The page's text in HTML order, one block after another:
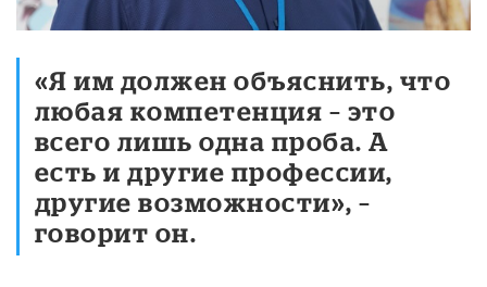
«Я им должен объяснить, что
любая компетенция – это
всего лишь одна проба. А
есть и другие профессии,
другие возможности», –
говорит он.